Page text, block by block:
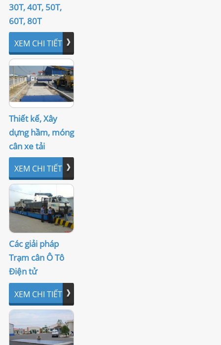
LIÊN HỆ
30T, 40T, 50T,
60T, 80T
XEM CHI TIẾT
Thiết kế, Xây
dựng hầm, móng
cân xe tải
XEM CHI TIẾT
Các giải pháp
Trạm cân Ô Tô
Điện tử
XEM CHI TIẾT